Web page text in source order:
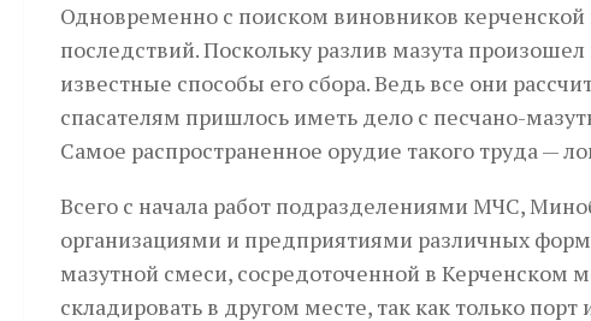
Одновременно с поиском виновников
последствий. Поскольку разлив мазута
известные способы его сбора. Ведь все они
спасателям пришлось иметь дело с песчано-
Самое распространенное орудие такого труда —
Всего с начала работ подразделениями МЧС,
организациями и предприятиями различных форм
мазутной смеси, сосредоточенной в Керченском
складировать в другом месте, так как только